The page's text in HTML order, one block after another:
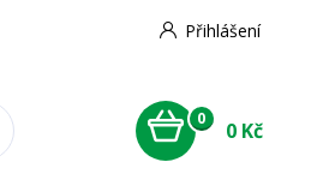
Přihlášení
0 0 Kč